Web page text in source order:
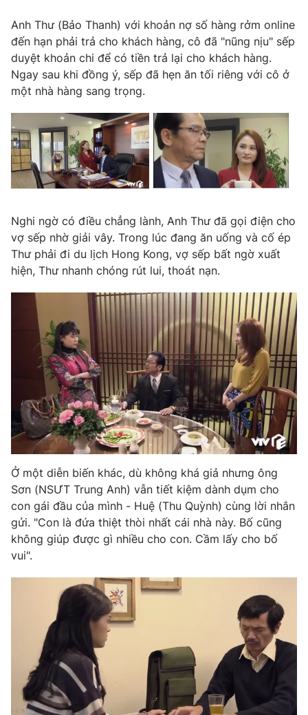
Góc doanh nghiệp
Truyền hình
Phim VTV
Hậu trường
Khán giả
Giải sao mai
Giải trí
Âm nhạc
Sao
Đời sống
Du lịch
Làm đẹp
Giáo dục
Tuyển sinh
Hitech Công nghệ tương lai
Sản phẩm
Thị trường
Tư vấn
Giao lưu trực tuyến
Lịch phát sóng
Chuyên mục khác
Emagazine Podcast
Photo Infographic
Video Shorts video
VTV Money VTV Thể thao
VTV Sức khoẻ Bất động sản
Thị trường 24h
Vươn mình bằng AI
Liên hệ tòa soạn English
Anh Thư (Bảo Thanh) với khoản nợ số hàng rởm online
đến hạn phải trả cho khách hàng, cô đã "nũng nịu" sếp
duyệt khoản chi để có tiền trả lại cho khách hàng.
Ngay sau khi đồng ý, sếp đã hẹn ăn tối riêng với cô ở
một nhà hàng sang trọng.
Nghi ngờ có điều chẳng lành, Anh Thư đã gọi điện cho
vợ sếp nhờ giải vây. Trong lúc đang ăn uống và cố ép
Thư phải đi du lịch Hong Kong, vợ sếp bất ngờ xuất
hiện, Thư nhanh chóng rút lui, thoát nạn.
Ở một diễn biến khác, dù không khá giả nhưng ông
Sơn (NSƯT Trung Anh) vẫn tiết kiệm dành dụm cho
con gái đầu của mình - Huệ (Thu Quỳnh) cùng lời nhắn
gửi. "Con là đứa thiệt thòi nhất cái nhà này. Bố cũng
không giúp được gì nhiều cho con. Cầm lấy cho bố
vui".